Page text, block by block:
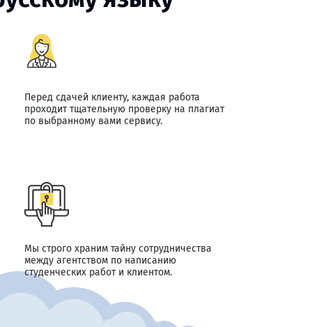
Перед сдачей клиенту, каждая работа
проходит тщательную проверку на плагиат
по выбранному вами сервису.
Мы строго храним тайну сотрудничества
между агентством по написанию
студенческих работ и клиентом.